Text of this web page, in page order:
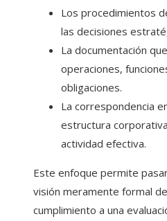
Los procedimientos
las decisiones
La documentación
operaciones,
obligaciones.
La correspondencia
estructura
actividad efectiva.
Este enfoque permite
visión meramente formal
cumplimiento a una